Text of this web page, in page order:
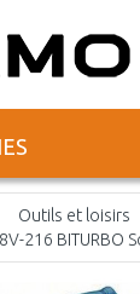
Outils et loisirs
216 BITURBO